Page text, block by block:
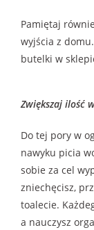
Pamiętaj
wyjścia z
butelki w
Zwiększaj ilość
Do tej pory w
nawyku picia
sobie za cel
zniechęcisz,
toalecie.
a nauczysz